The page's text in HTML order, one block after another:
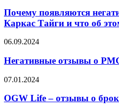
негативные
отзывы
о
Тайги
что
этом
партнёры
Почему появляются
Каркас Тайги и что об
Негативные
о
PMGO:
правда
или
миф?
06.09.2024
Негативные отзывы о
OGW
–
07.01.2024
OGW Life – отзывы о